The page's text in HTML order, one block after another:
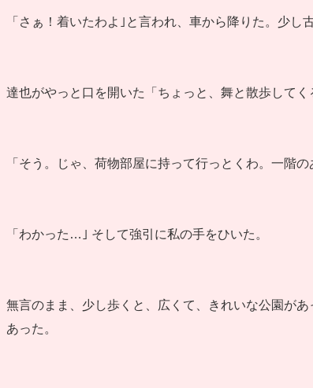
「さぁ！着いたわよ｣と言われ、車から降りた。少し
達也がやっと口を開いた「ちょっと、舞と散歩して
「そう。じゃ、荷物部屋に持って行っとくわ。一階の
「わかった…｣ そして強引に私の手をひいた。
無言のまま、少し歩くと、広くて、きれいな公園が
あった。